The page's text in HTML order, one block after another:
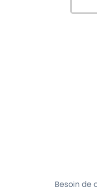
Besoin